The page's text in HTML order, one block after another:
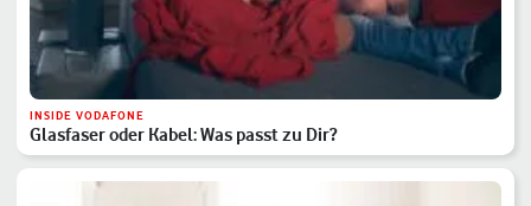
INSIDE VODAFONE
Glasfaser oder Kabel: Was passt zu Dir?